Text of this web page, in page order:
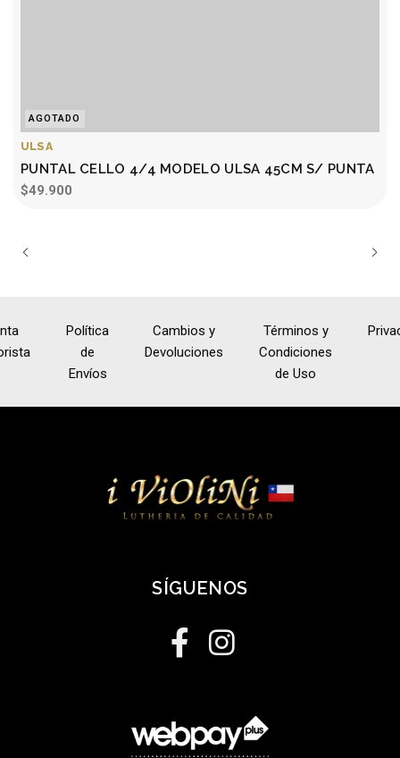
AGOTADO
ULSA
PUNTAL CELLO 4/4 MODELO ULSA 45CM S/ PUNTA
$49.900
Política
de
Envíos
Cambios y
Devoluciones
Términos y
Condiciones
de Uso
SÍGUENOS